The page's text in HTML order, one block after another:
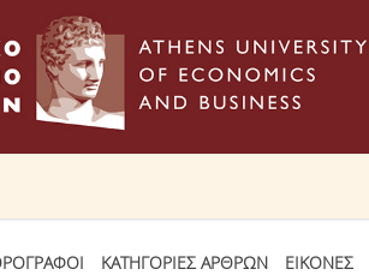
ΚΑΤΗΓΟΡΙΕΣ ΑΡΘΡΩΝ ΕΙΚΟΝΕΣ